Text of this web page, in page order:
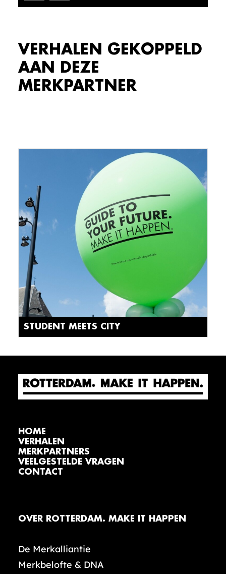
VERHALEN GEKOPPELD
AAN DEZE
MERKPARTNER
STUDENT MEETS CITY
HOME
VERHALEN
MERKPARTNERS
VEELGESTELDE VRAGEN
CONTACT
OVER ROTTERDAM. MAKE IT HAPPEN
De Merkalliantie
Merkbelofte & DNA